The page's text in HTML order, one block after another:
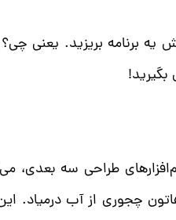
یه برنامه بریزید.
طراحی سه بعدی،
چجوری از آب